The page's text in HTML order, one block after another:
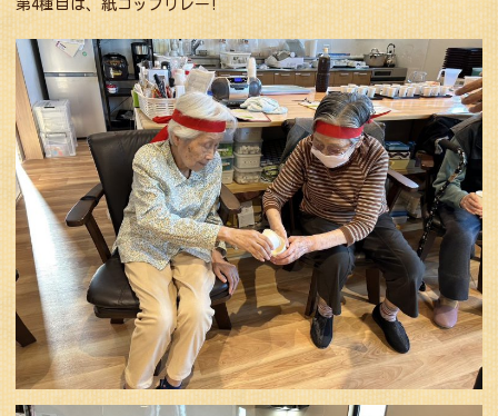
第4種目は、紙コップリレー!